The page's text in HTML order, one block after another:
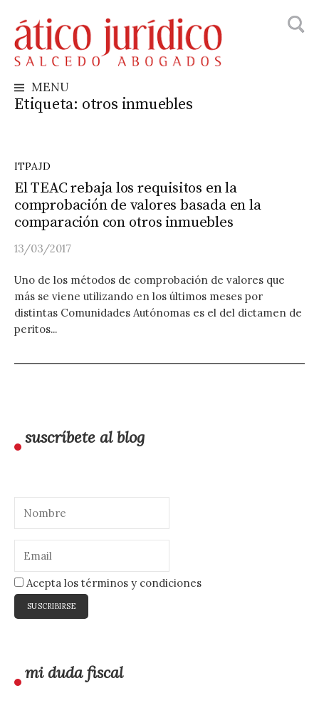
to
content
MENU
Etiqueta: otros inmuebles
ITPAJD
El TEAC rebaja los requisitos en la
comprobación de valores basada en la
comparación con otros inmuebles
13/03/2017
Uno de los métodos de comprobación de valores que
más se viene utilizando en los últimos meses por
distintas Comunidades Autónomas es el del dictamen de
peritos...
suscríbete al blog
Acepta los términos y condiciones
mi duda fiscal